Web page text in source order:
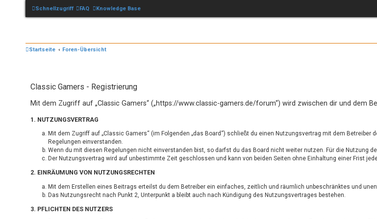
Schnellzugriff FAQ Knowledge Base
Startseite Foren-Übersicht
Classic Gamers - Registrierung
Mit dem Zugriff auf „Classic Gamers“ („https://www.classic-gamers.de/forum“) wird zwischen dir und dem
1. NUTZUNGSVERTRAG
Mit dem Zugriff auf „Classic Gamers“ (im Folgenden „das Board“) schließt du einen Nutzungsvertrag mit dem
Regelungen einverstanden.
Wenn du mit diesen Regelungen nicht einverstanden bist, so darfst du das Board nicht weiter nutzen. Für die Nutzung
Der Nutzungsvertrag wird auf unbestimmte Zeit geschlossen und kann von beiden Seiten ohne Einhaltung einer Frist
2. EINRÄUMUNG VON NUTZUNGSRECHTEN
Mit dem Erstellen eines Beitrags erteilst du dem Betreiber ein einfaches, zeitlich und räumlich unbeschränktes und
Das Nutzungsrecht nach Punkt 2, Unterpunkt a bleibt auch nach Kündigung des Nutzungsvertrages bestehen.
3. PFLICHTEN DES NUTZERS